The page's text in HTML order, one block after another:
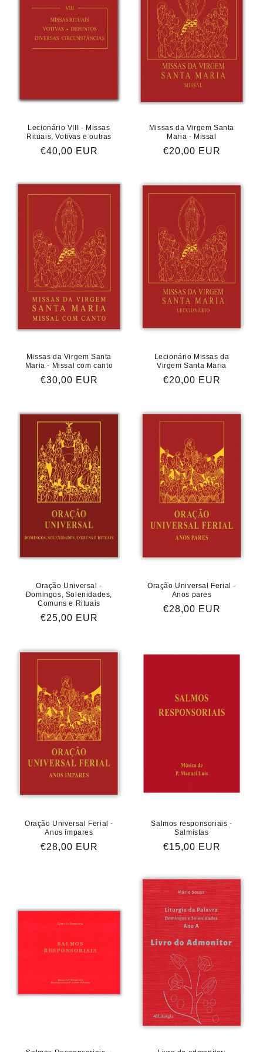
Lecionário VIII - Missas
Rituais, Votivas e outras
Preço
€40,00 EUR
Missas da Virgem Santa
Maria - Missal
Preço
€20,00 EUR
Missas da Virgem Santa
Maria - Missal com canto
Preço
€30,00 EUR
Lecionário Missas da
Virgem Santa Maria
Preço
€20,00 EUR
Oração Universal -
Domingos, Solenidades,
Comuns e Rituais
Preço
€25,00 EUR
Oração Universal Ferial -
Anos pares
Preço
€28,00 EUR
Oração Universal Ferial -
Anos ímpares
Preço
€28,00 EUR
Salmos responsoriais -
Salmistas
Preço
€15,00 EUR